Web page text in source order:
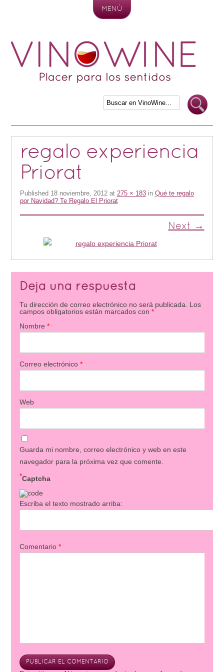
MENÚ
regalo experiencia
Priorat
Published 18 noviembre, 2012at 275 × 183in Qué te regalo
por Navidad? Te Regalo El Priorat
Next →
Deja una respuesta
Tu dirección de correo electrónico no será publicada. Los
campos obligatorios están marcados con *
Nombre *
Correo electrónico *
Web
Guarda mi nombre, correo electrónico y web en este
navegador para la próxima vez que comente.
Captcha
*
Escriba el texto mostrado arriba:
Comentario *